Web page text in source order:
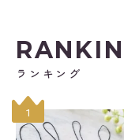
ランキング
1